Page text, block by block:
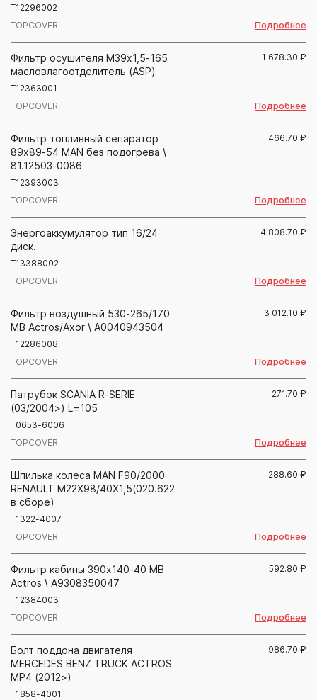
T12296002
TOPCOVER
Подробнее
Фильтр осушителя М39х1,5-165
масловлагоотделитель (ASP)
T12363001
TOPCOVER
1 678.30 ₽
Подробнее
Фильтр топливный сепаратор
89х89-54 MAN без подогрева \
81.12503-0086
T12393003
TOPCOVER
466.70 ₽
Подробнее
Энергоаккумулятор тип 16/24
диск.
T13388002
TOPCOVER
4 808.70 ₽
Подробнее
Фильтр воздушный 530-265/170
MB Actros/Axor \ A0040943504
T12286008
TOPCOVER
3 012.10 ₽
Подробнее
Патрубок SCANIA R-SERIE
(03/2004>) L=105
T0653-6006
TOPCOVER
271.70 ₽
Подробнее
Шпилька колеса MAN F90/2000
RENAULT M22X98/40X1,5(020.622
в сборе)
T1322-4007
TOPCOVER
288.60 ₽
Подробнее
Фильтр кабины 390х140-40 MB
Actros \ A9308350047
T12384003
TOPCOVER
592.80 ₽
Подробнее
Болт поддона двигателя
MERCEDES BENZ TRUCK ACTROS
MP4 (2012>)
T1858-4001
986.70 ₽